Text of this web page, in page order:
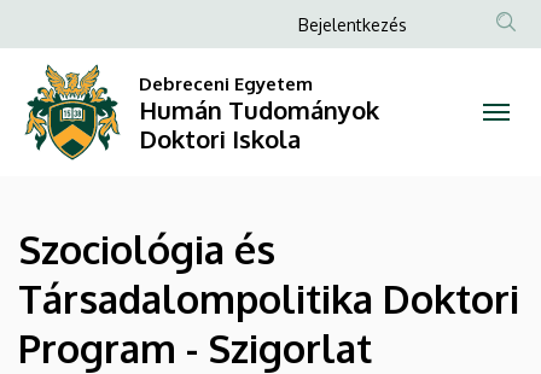
és
Társadalompolitika
Doktori
Program
Szigorlat
a
tartalomra
Anonim
fiók
menüje
Bejelentkezés
Debreceni Egyetem
Humán Tudományok
Doktori Iskola
Szociológia és
Társadalompolitika Doktori
Program - Szigorlat